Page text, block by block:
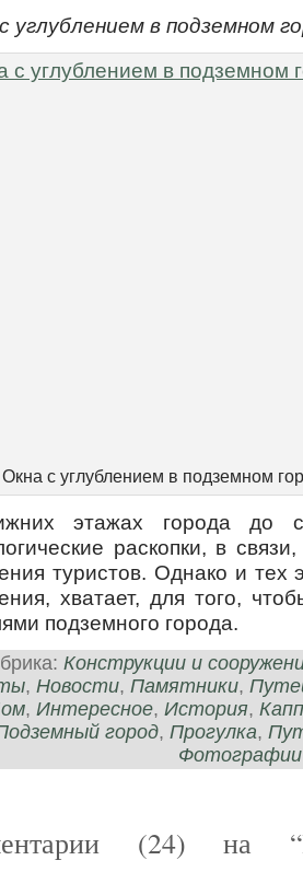
углублением в подземном
Окна с углублением в подземном
этажах города до
раскопки, в
туристов. Однако и тех
хватает, для того,
подземного города.
Конструкции и
, Новости, Памятники,
, Интересное, История,
город, Прогулка,
Фотографии
(24) на